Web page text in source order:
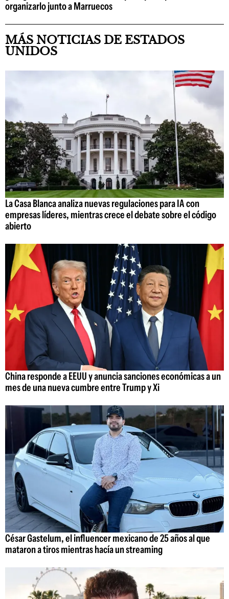
organizarlo junto a Marruecos
MÁS NOTICIAS DE ESTADOS
UNIDOS
La Casa Blanca analiza nuevas regulaciones para IA con
empresas líderes, mientras crece el debate sobre el código
abierto
China responde a EEUU y anuncia sanciones económicas a un
mes de una nueva cumbre entre Trump y Xi
César Gastelum, el influencer mexicano de 25 años al que
mataron a tiros mientras hacía un streaming